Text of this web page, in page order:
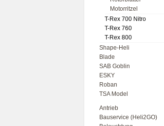
Motorritzel
T-Rex 700 Nitro
T-Rex 760
T-Rex 800
Shape-Heli
Blade
SAB Goblin
ESKY
Roban
TSA Model
Antrieb
Bauservice (Heli2GO)